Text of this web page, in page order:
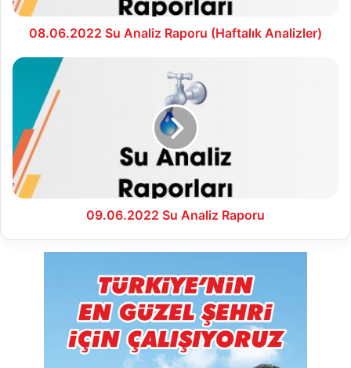
08.06.2022 Su Analiz Raporu (Haftalık Analizler)
09.06.2022
Raporu
09.06.2022 Su Analiz Raporu